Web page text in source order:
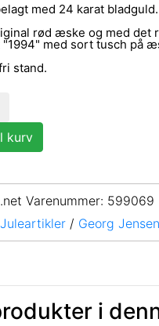
med 24 karat bladguld.
rød æske og med det
med sort tusch på
stand.
kurv
Varenummer: 599069
Juleartikler / Georg
i